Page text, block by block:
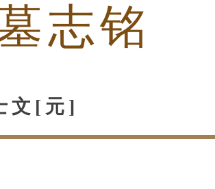
志铭
文[元]